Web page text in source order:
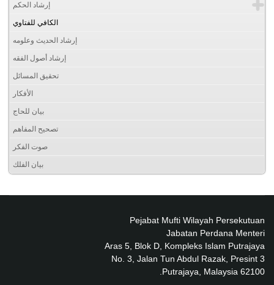
إرشاد الحكم
الكافي للفتاوي
إرشاد الحديث وعلومه
إرشاد أصول الفقه
تحقيق المسائل
الأفكار
بيان للحاج
تصحيح المفاهم
صوت الفكر
بيان الفلك
Pejabat Mufti Wilayah Persekutuan
Jabatan Perdana Menteri
Aras 5, Blok D, Kompleks Islam Putrajaya
No. 3, Jalan Tun Abdul Razak, Presint 3
62100 Putrajaya, Malaysia.